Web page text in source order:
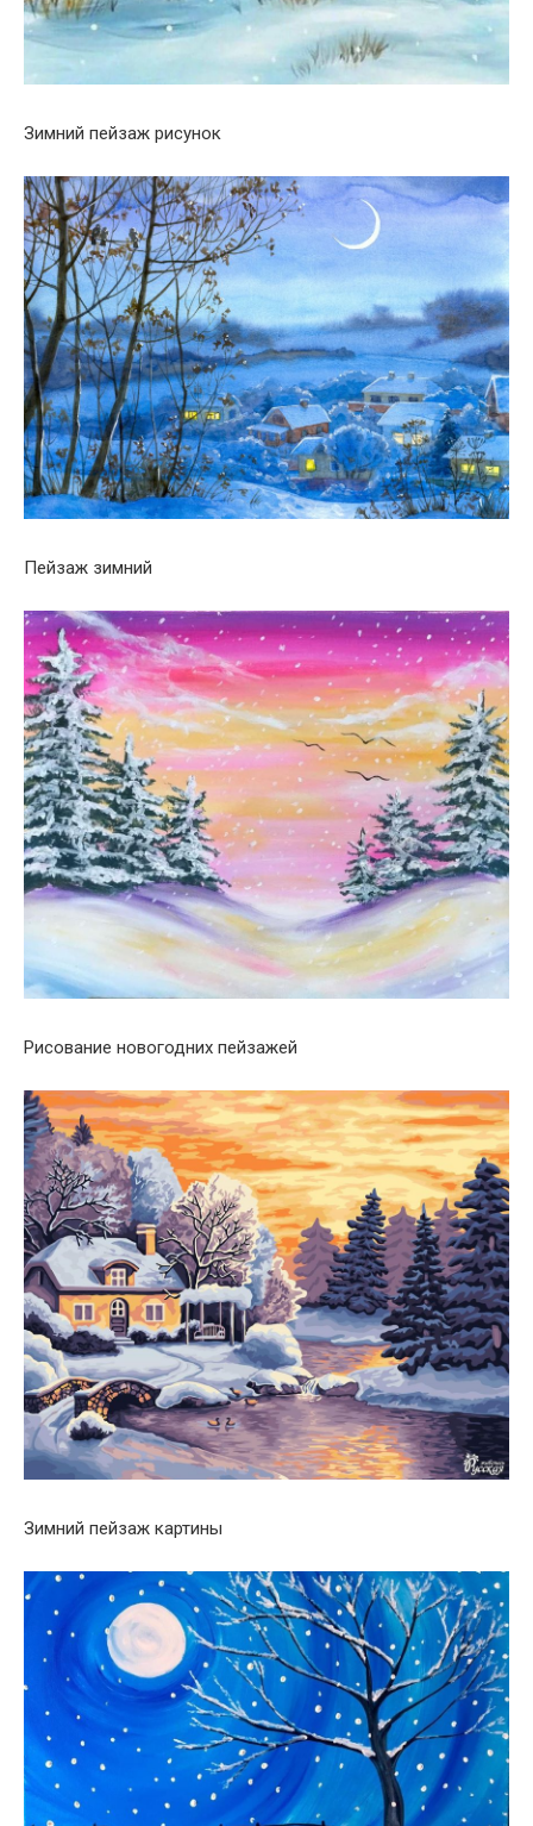
Зимний пейзаж рисунок
Пейзаж зимний
Рисование новогодних пейзажей
Зимний пейзаж картины